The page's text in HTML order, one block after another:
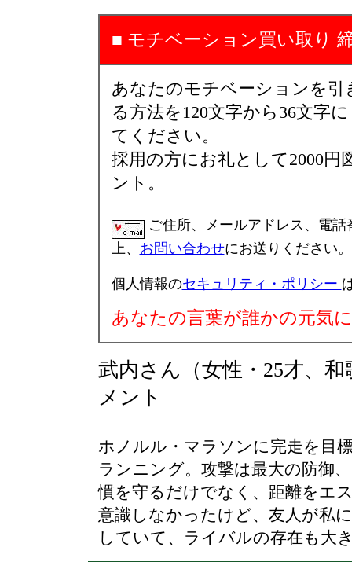
■ モチベーション買い取り
あなたのモチベーションを引
る方法を120文字から36文字
てください。
採用の方にお礼として2000円
ント。
ご住所、メールアドレス、電話
上、 お問い合わせにお送りください。
個人情報のセキュリティ・ポリシー
あなたの言葉が誰かの元気
武内さん（女性・25才、
メント
ホノルル・マラソンに完走を目
ランニング。攻撃は最大の防御
慣を守るだけでなく、距離をエ
意識しなかったけど、友人が私
していて、ライバルの存在も大